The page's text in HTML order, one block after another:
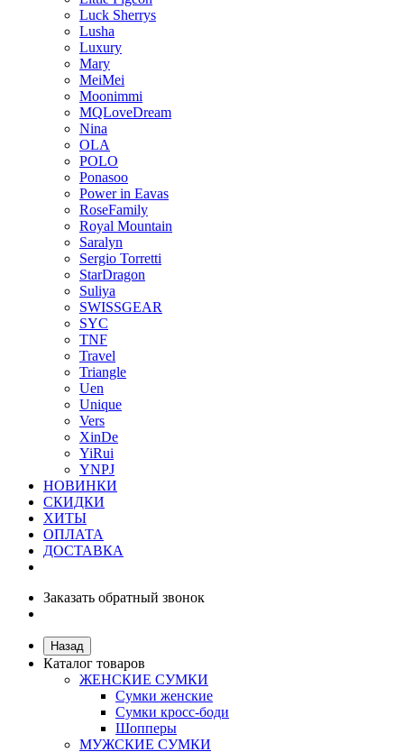
Luck Sherrys
Lusha
Luxury
Mary
MeiMei
Moonimmi
MQLoveDream
Nina
OLA
POLO
Ponasoo
Power in Eavas
RoseFamily
Royal Mountain
Saralyn
Sergio Torretti
StarDragon
Suliya
SWISSGEAR
SYC
TNF
Travel
Triangle
Uen
Unique
Vers
XinDe
YiRui
YNPJ
НОВИНКИ
СКИДКИ
ХИТЫ
ОПЛАТА
ДОСТАВКА
Заказать обратный звонок
Назад
Каталог товаров
ЖЕНСКИЕ СУМКИ
Сумки женские
Сумки кросс-боди
Шопперы
МУЖСКИЕ СУМКИ